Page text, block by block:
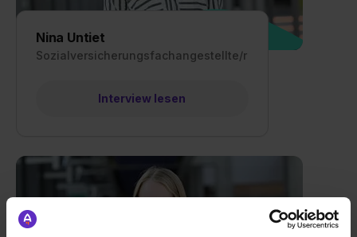
Nina Untiet
Sozialversicherungsfachangestellte/r
Interview lesen